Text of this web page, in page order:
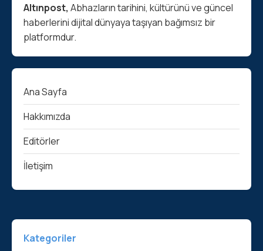
Altınpost, Abhazların tarihini, kültürünü ve güncel
haberlerini dijital dünyaya taşıyan bağımsız bir
platformdur.
Ana Sayfa
Hakkımızda
Editörler
İletişim
Kategoriler